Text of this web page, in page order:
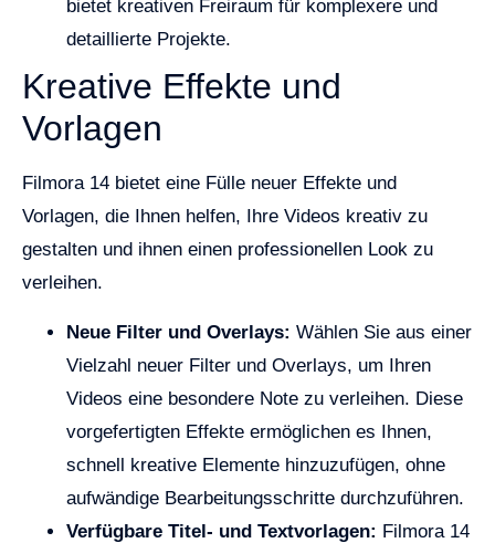
bietet kreativen Freiraum für komplexere und
detaillierte Projekte.
Kreative Effekte und
Vorlagen
Filmora 14 bietet eine Fülle neuer Effekte und
Vorlagen, die Ihnen helfen, Ihre Videos kreativ zu
gestalten und ihnen einen professionellen Look zu
verleihen.
Neue Filter und Overlays: Wählen Sie aus einer
Vielzahl neuer Filter und Overlays, um Ihren
Videos eine besondere Note zu verleihen. Diese
vorgefertigten Effekte ermöglichen es Ihnen,
schnell kreative Elemente hinzuzufügen, ohne
aufwändige Bearbeitungsschritte durchzuführen.
Verfügbare Titel- und Textvorlagen: Filmora 14